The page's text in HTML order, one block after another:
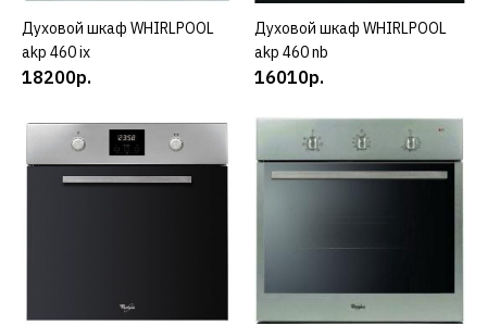
ДОБАВИТЬ К СРАВНЕНИЮ
ДОБАВИТЬ В ПОЖЕЛАНИЯ
Духовой шкаф
WHIRLPOOL akp 460 nb
КУПИТЬ
КУПИТЬ
Духовой шкаф WHIRLPOOL
akp 460 ix
18200р.
КУПИТЬ
Духовой шкаф WHIRLPOOL
akp 460 nb
16010р.